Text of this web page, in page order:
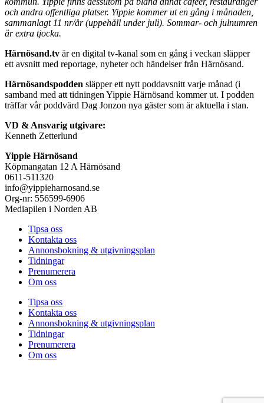
och andra offentliga platser. Yippie kommer ut en gång i månaden,
sammanlagt 11 nr/år (uppehåll under juli). Sommar- och julnumren
är extra tjocka.
Härnösand.tv är en digital tv-kanal som en gång i veckan släpper
ett avsnitt med reportage, nyheter och händelser från Härnösand.
Härnösandspodden släpper ett nytt poddavsnitt varje månad (i
samband med att tidningen Yippie Härnösand kommer ut. I podden
träffar vår poddvärd Dag Jonzon nya gäster som är aktuella i stan.
VD & Ansvarig utgivare:
Kenneth Zetterlund
Yippie Härnösand
Köpmangatan 12 A Härnösand
0611-511320
info@yippieharnosand.se
Org-nr: 556599-6906
Mediapilen i Norden AB
Tipsa oss
Kontakta oss
Annonsbokning & utgivningsplan
Tidningar
Prenumerera
Om oss
Tipsa oss
Kontakta oss
Annonsbokning & utgivningsplan
Tidningar
Prenumerera
Om oss